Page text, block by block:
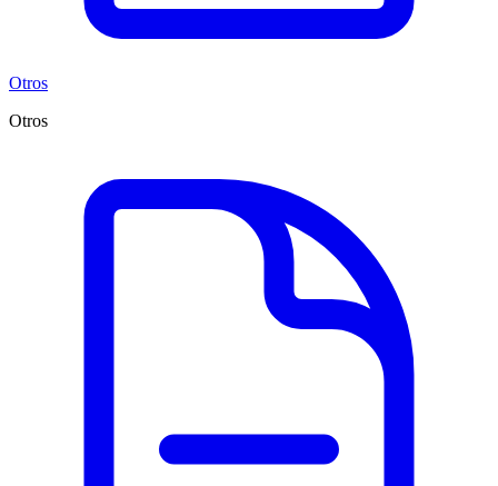
Otros
Otros